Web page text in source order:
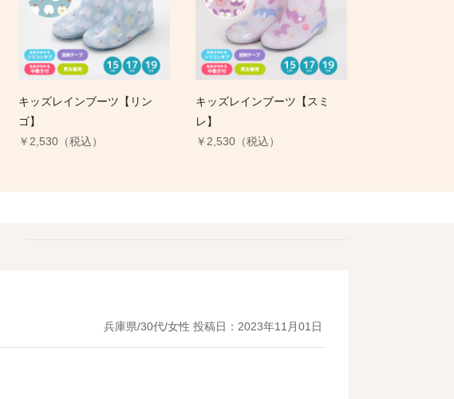
キッズレインブーツ【リン
ゴ】
￥2,530（税込）
キッズレインブーツ【スミ
レ】
￥2,530（税込）
兵庫県/30代/女性 投稿日：2023年11月01日